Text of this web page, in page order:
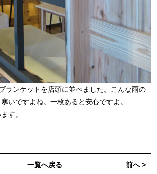
ランケットを店頭に並べました。こんな雨の
いですよね。一枚あると安心ですよ。
す。
前へ >
一覧へ戻る